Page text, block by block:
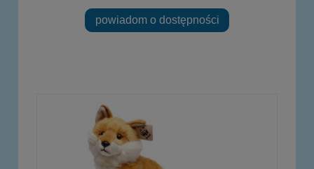
powiadom o dostępności